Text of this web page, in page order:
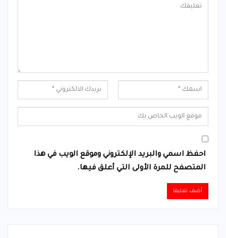
احفظ اسمي والبريد الإلكتروني وموقع الويب في هذا
المتصفح للمرة الأولى التي أعلق فيها.